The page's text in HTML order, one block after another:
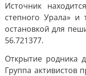
Источник
степного Урала» и
остановкой для
56.721377.
Открытие родника
Группа активистов